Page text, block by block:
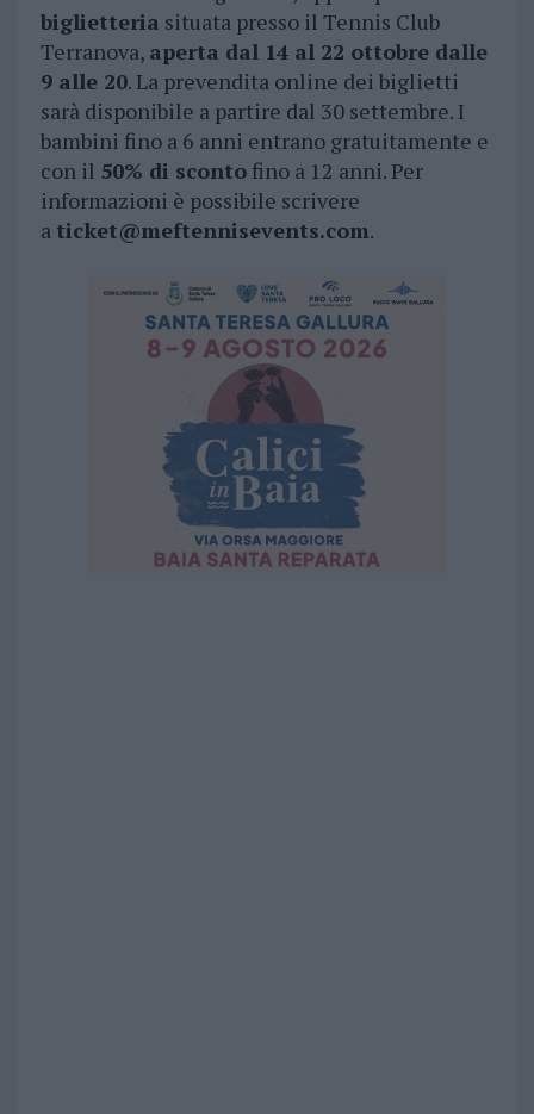
biglietteria situata presso il Tennis Club
Terranova, aperta dal 14 al 22 ottobre dalle
9 alle 20. La prevendita online dei biglietti
sarà disponibile a partire dal 30 settembre. I
bambini fino a 6 anni entrano gratuitamente e
con il 50% di scontofino a 12 anni. Per
informazioni è possibile scrivere
a ticket@meftennisevents.com.